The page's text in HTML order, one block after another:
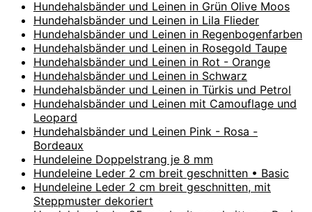
Hundehalsbänder und Leinen in Grün Olive Moos
Hundehalsbänder und Leinen in Lila Flieder
Hundehalsbänder und Leinen in Regenbogenfarben
Hundehalsbänder und Leinen in Rosegold Taupe
Hundehalsbänder und Leinen in Rot - Orange
Hundehalsbänder und Leinen in Schwarz
Hundehalsbänder und Leinen in Türkis und Petrol
Hundehalsbänder und Leinen mit Camouflage und
Leopard
Hundehalsbänder und Leinen Pink - Rosa -
Bordeaux
Hundeleine Doppelstrang je 8 mm
Hundeleine Leder 2 cm breit geschnitten • Basic
Hundeleine Leder 2 cm breit geschnitten, mit
Steppmuster dekoriert